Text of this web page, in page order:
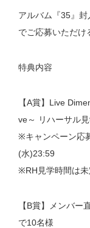
アルバム『35』
でご応募いただけ
特典内容
【A賞】Live
ve～ リハーサル
※キャンペーン応
(水)23:59
※RH見学時間は未
【B賞】メンバ
で10名様